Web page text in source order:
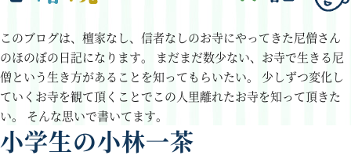
このブログは、檀家なし、信者なしのお寺にやってきた尼僧さん
のほのぼの日記になります。 まだまだ数少ない、お寺で生きる尼
僧という生き方があることを知ってもらいたい。
少しずつ変化し
ていくお寺を観て頂くことでこの人里離れたお寺を知って頂きた
い。 そんな思いで書いてます。
小学生の小林一茶